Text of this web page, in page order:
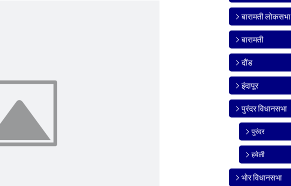
बारामती लोकसभा
बारामती
दौंड
इंदापूर
पुरंदर विधानसभा
पुरंदर
हवेली
भोर विधानसभा